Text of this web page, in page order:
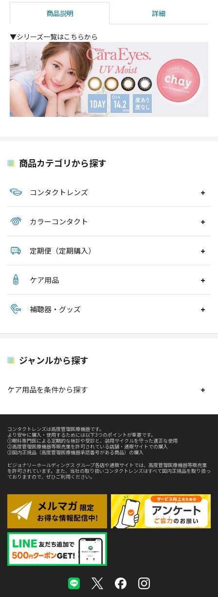
商品説明 詳細
▼シリーズ一覧はこちらから
商品カテゴリから探す
コンタクトレンズ
カラーコンタクト
定期便（定期購入）
ケア用品
補聴器・グッズ
ジャンルから探す
ケア用品を条件から探す
コンタクトレンズは高度管理医療機器です。
より安全に購入・使用するためには以下3つのポイントが重要です。
①眼科専門医による定期的な検診や受診と、装用サイクルを守った適正な使用
②高度管理医療機器等販売業を許可されている店舗・通販サイトでの購入
③国内正規品（高度管理医療機器承認番号がある商品）の購入
ビジョナリーホールディングス グループ各店や通販サイトでは、高度管理医療機器等販売業
を許可されています。また、当社の取り扱いコンタクトレンズはすべて国内正規品を取り扱っ
ておりますので、ぜひご利用ください。